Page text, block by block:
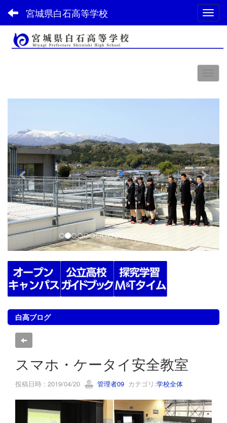
宮城県白石高等学校
e
v
i
o
u
s
t
白高ブログ
スマホ・ケータイ安全教室
投稿日時 : 2019/04/20 管理者09 カテゴリ:学校全体